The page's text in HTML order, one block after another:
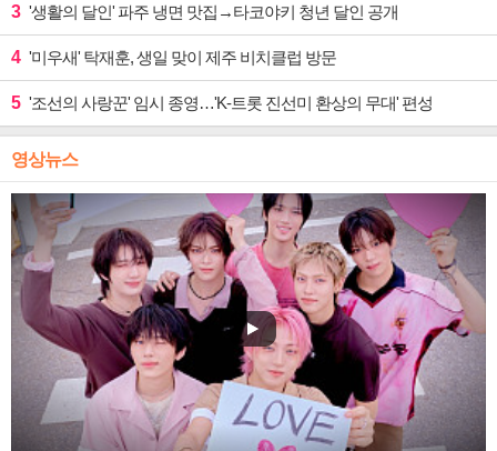
3 '생활의 달인' 파주 냉면 맛집→타코야키 청년 달인 공개
4 '미우새' 탁재훈, 생일 맞이 제주 비치클럽 방문
5 '조선의 사랑꾼' 임시 종영…'K-트롯 진선미 환상의 무대' 편성
영상뉴스